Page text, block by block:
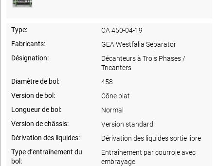
Type:
CA 450-04-19
Fabricants:
GEA Westfalia Separator
Désignation:
Décanteurs à Trois Phases /
Tricanters
Diamètre de bol:
458
Version de bol:
Cône plat
Longueur de bol:
Normal
Version de châssis:
Version standard
Dérivation des liquides:
Dérivation des liquides sortie libre
Type d’entraînement du
bol:
Entraînement par courroie avec
embrayage